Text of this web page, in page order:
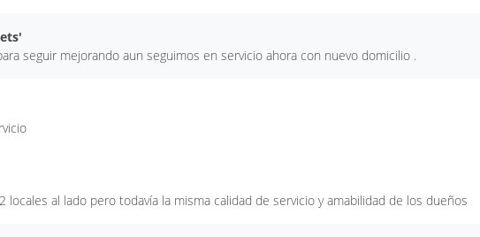
seguir mejorando aun seguimos en servicio ahora con nuevo domicilio .
locales al lado pero todavía la misma calidad de servicio y amabilidad de los dueños